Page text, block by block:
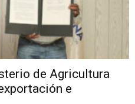
de Agricultura
e